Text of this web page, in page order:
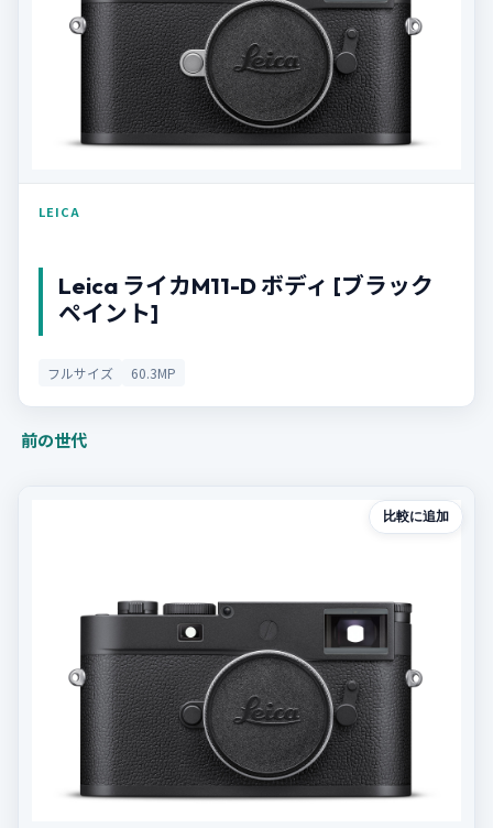
LEICA
Leica ライカM11-D ボディ [ブラック
ペイント]
フルサイズ 60.3MP
前の世代
比較に追加